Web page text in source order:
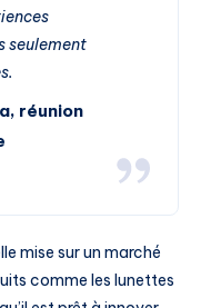
seulement
réunion
mise sur un marché
comme les lunettes